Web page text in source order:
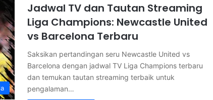
Jadwal TV dan Tautan Streaming
Liga Champions: Newcastle United
vs Barcelona Terbaru
Saksikan pertandingan seru Newcastle United vs
Barcelona dengan jadwal TV Liga Champions terbaru
dan temukan tautan streaming terbaik untuk
pengalaman…